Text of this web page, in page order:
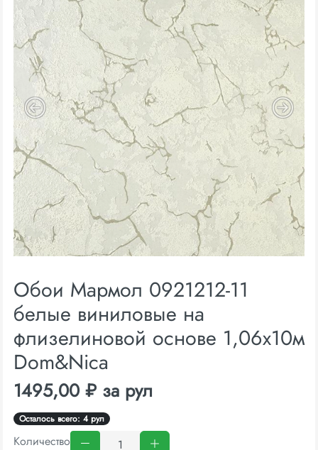
Обои Мармол 0921212-11
белые виниловые на
флизелиновой основе 1,06х10м
Dom&Nica
1495,00 ₽ за рул
Осталось всего: 4 рул
Количество